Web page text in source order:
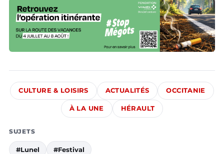
CULTURE & LOISIRS ACTUALITÉS OCCITANIE
À LA UNE HÉRAULT
SUJETS
#Lunel #Festival